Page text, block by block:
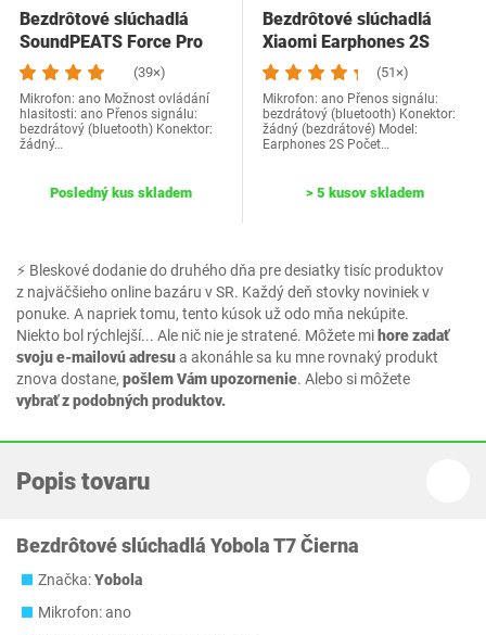
⚡ Bleskové dodanie do druhého dňa pre desiatky tisíc produktov
z najväčšieho online bazáru v SR. Každý deň stovky noviniek v
ponuke. A napriek tomu, tento kúsok už odo mňa nekúpite.
Niekto bol rýchlejší... Ale nič nie je stratené. Môžete mihore zadať
svoju e-mailovú adresua akonáhle sa ku mne rovnaký produkt
znova dostane, pošlem Vám upozornenie. Alebo si môžete
vybrať z podobných produktov.
Bezdrôtové slúchadlá
SoundPEATS Force Pro
(39×)
Mikrofon: ano Možnost ovládání
hlasitosti: ano Přenos signálu:
bezdrátový (bluetooth) Konektor:
žádný…
Posledný kus skladem
Bezdrôtové slúchadlá
Xiaomi Earphones 2S
(51×)
Mikrofon: ano Přenos signálu:
bezdrátový (bluetooth) Konektor:
žádný (bezdrátové) Model:
Earphones 2S Počet…
> 5 kusov skladem
Popis tovaru
Bezdrôtové slúchadlá Yobola T7 Čierna
Značka:Yobola
Mikrofon: ano